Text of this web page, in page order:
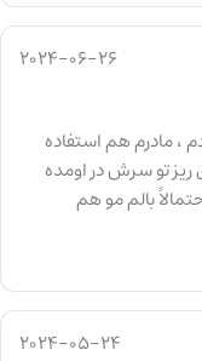
2024-06-26
، مادرم هم استفاده
ریز تو سرش در اومده
بالم مو هم
2024-05-24